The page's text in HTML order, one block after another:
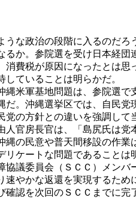
な政治の段階に入るのだろ
か。参院選を受け日本経団
消費税が原因になったとは
ていることは明らかだ。
米軍基地問題は、参院選で
だ。沖縄選挙区では、自民
の方針との違いを強調して
官房長官は、「島尻氏は党
縄の民意や普天間移設の作
リケートな問題であること
議委員会（ＳＣＣ）メンバ
速やかな返還を実現するた
確認を次回のＳＣＣまでに